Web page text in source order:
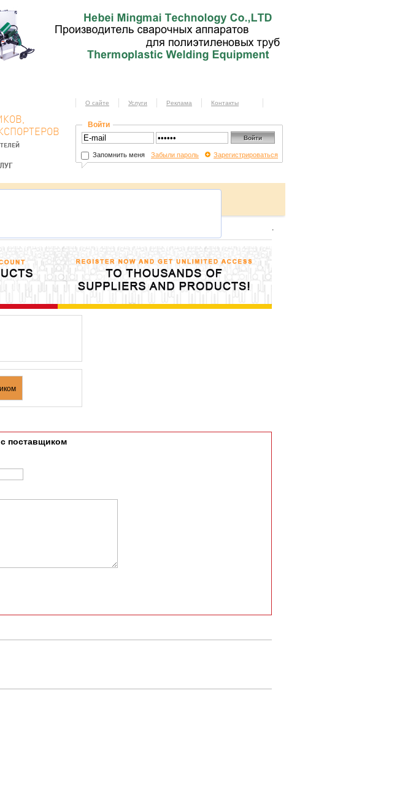
О сайте Услуги Реклама Контакты
Войти
Запомнить меня Забыли пароль Зарегистрироваться
.
поставщиком